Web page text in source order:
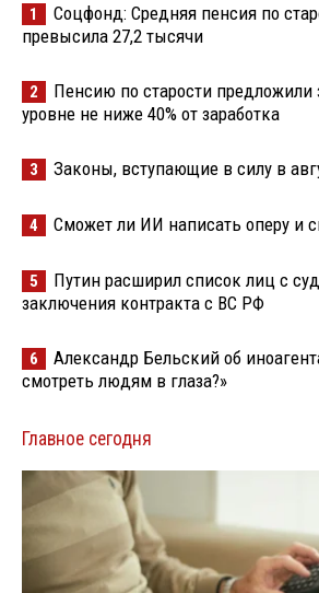
1
Соцфонд: Средняя пенсия по
превысила 27,2 тысячи
2
Пенсию по старости предложили
уровне не ниже 40% от заработка
3 Законы, вступающие в силу в
4 Сможет ли ИИ написать оперу и
5
Путин расширил список лиц с
заключения контракта с ВС РФ
6
Александр Бельский об
смотреть людям в глаза?»
Главное сегодня